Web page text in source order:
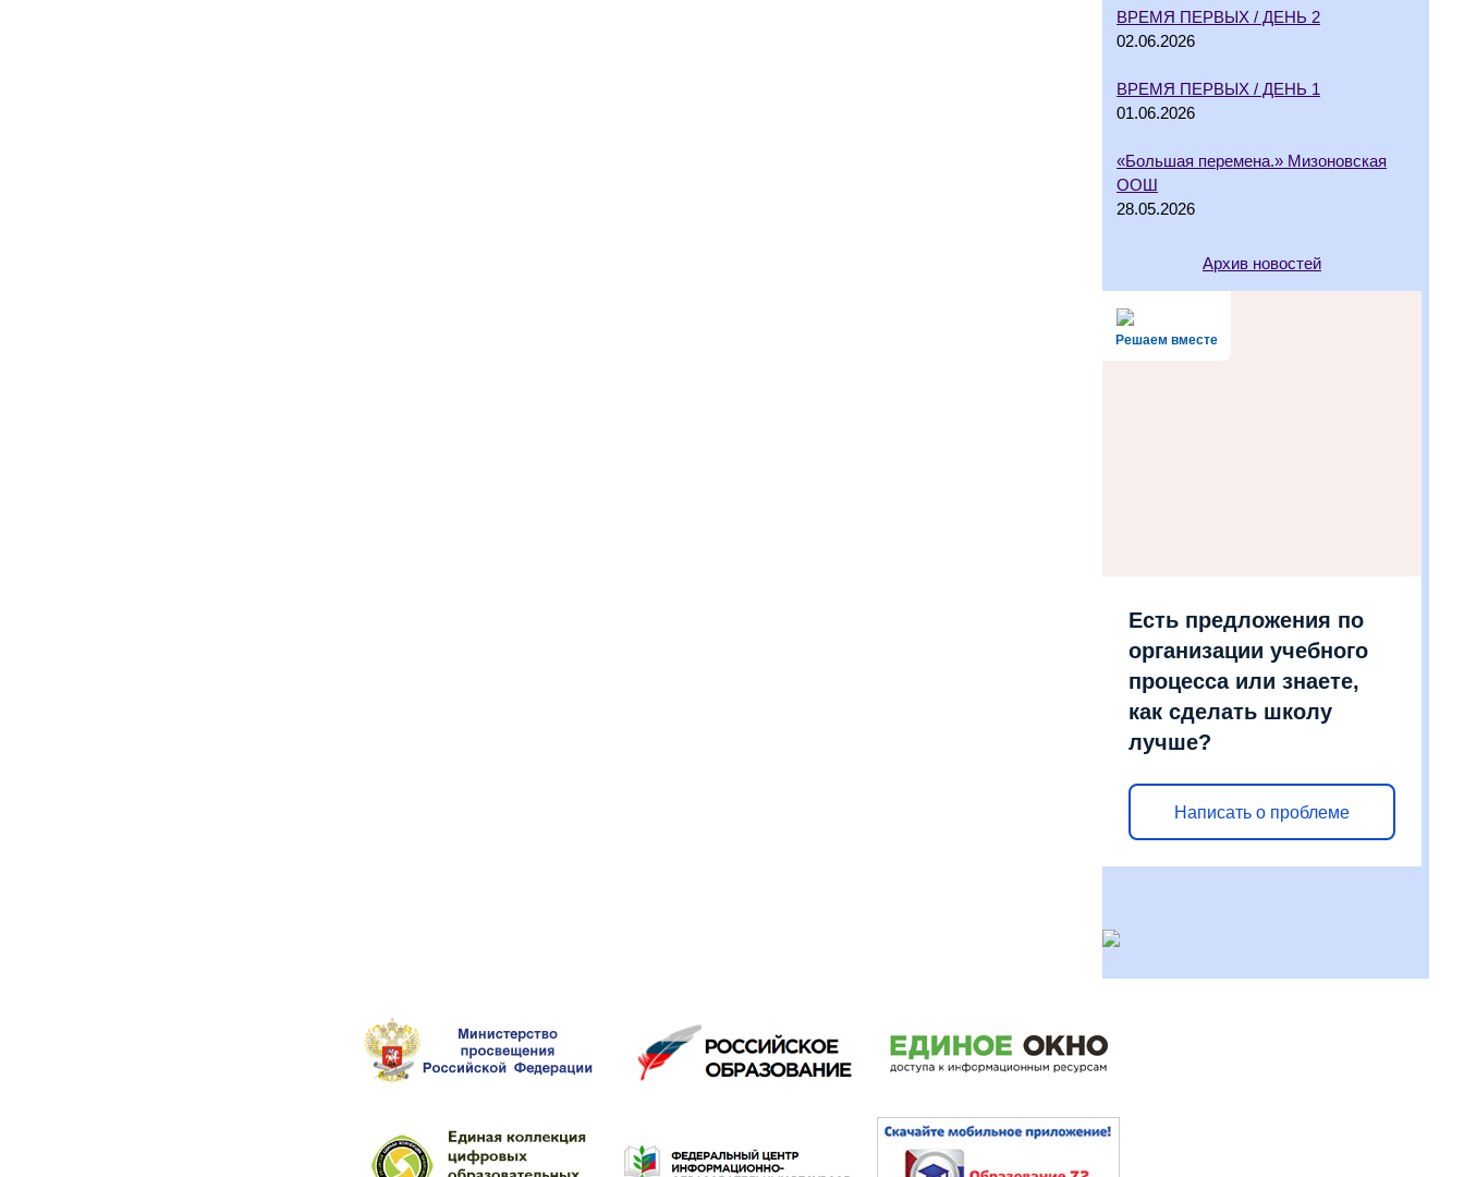
ВРЕМЯ ПЕРВЫХ / ДЕНЬ 2
02.06.2026
ВРЕМЯ ПЕРВЫХ / ДЕНЬ 1
01.06.2026
«Большая перемена.» Мизоновская
ООШ
28.05.2026
Архив новостей
Решаем вместе
Есть предложения по
организации учебного
процесса или знаете,
как сделать школу
лучше?
Написать о проблеме